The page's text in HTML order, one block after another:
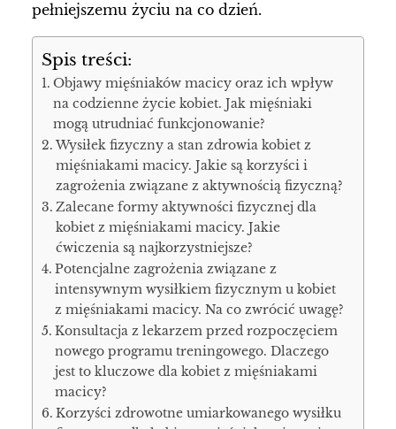
pełniejszemu życiu na co dzień.
Spis treści:
Objawy mięśniaków macicy oraz ich wpływ
na codzienne życie kobiet. Jak mięśniaki
mogą utrudniać funkcjonowanie?
Wysiłek fizyczny a stan zdrowia kobiet z
mięśniakami macicy. Jakie są korzyści i
zagrożenia związane z aktywnością fizyczną?
Zalecane formy aktywności fizycznej dla
kobiet z mięśniakami macicy. Jakie
ćwiczenia są najkorzystniejsze?
Potencjalne zagrożenia związane z
intensywnym wysiłkiem fizycznym u kobiet
z mięśniakami macicy. Na co zwrócić uwagę?
Konsultacja z lekarzem przed rozpoczęciem
nowego programu treningowego. Dlaczego
jest to kluczowe dla kobiet z mięśniakami
macicy?
Korzyści zdrowotne umiarkowanego wysiłku